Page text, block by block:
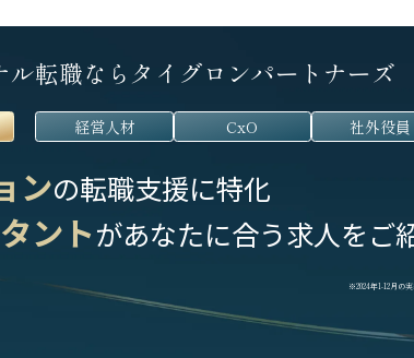
転職ならタイグロンパートナーズ
経営人材 CxO 社外役員
ンの転職支援に特化
ントがあなたに合う求人をご
※2024年1-12月の